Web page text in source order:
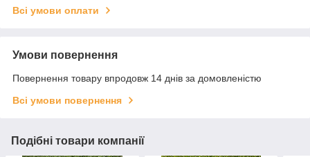
Всі умови оплати
Умови повернення
Повернення товару впродовж 14 днів за домовленістю
Всі умови повернення
Подібні товари компанії